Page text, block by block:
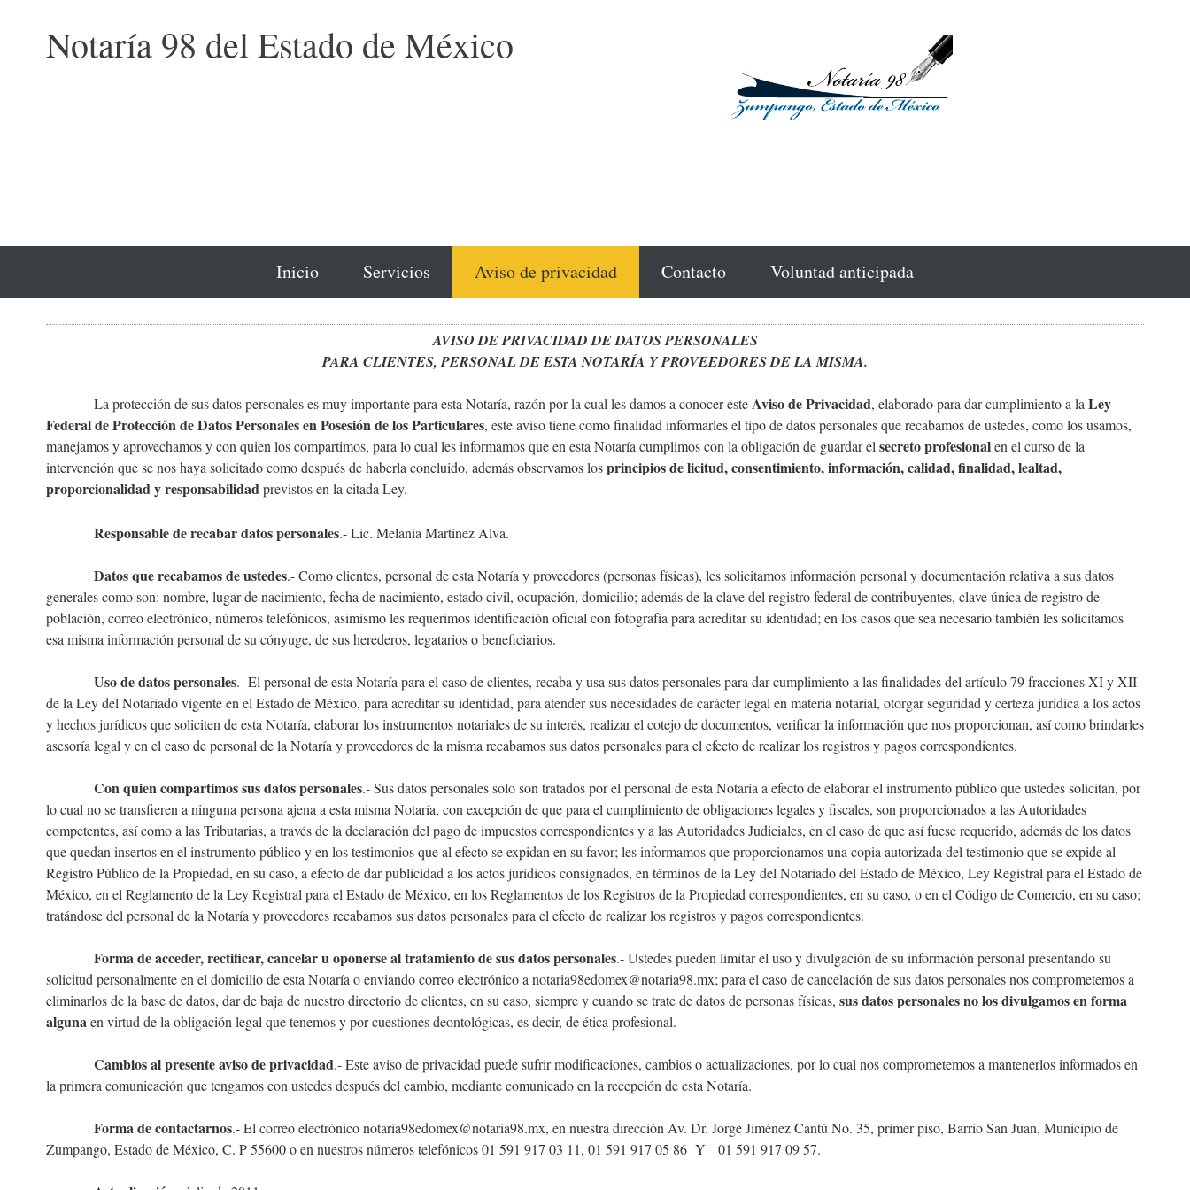
Notarí­a 98 del Estado de México
Inicio Servicios Aviso de privacidad Contacto Voluntad anticipada
AVISO DE PRIVACIDAD DE DATOS PERSONALES
PARA CLIENTES, PERSONAL DE ESTA NOTARÍA Y PROVEEDORES DE LA MISMA.
La protección de sus datos personales es muy importante para esta Notaría, razón por la cual les damos a conocer esteAviso de Privacidad, elaborado para dar cumplimiento a la Ley
Federal de Protección de Datos Personales en Posesión de los Particulares, este aviso tiene como finalidad informarles el tipo de datos personales que recabamos de ustedes, como los usamos,
manejamos y aprovechamos y con quien los compartimos, para lo cual les informamos que en esta Notaría cumplimos con la obligación de guardar el secreto profesionalen el curso de la
intervención que se nos haya solicitado como después de haberla concluido, además observamos losprincipios de licitud, consentimiento, información, calidad, finalidad, lealtad,
proporcionalidad y responsabilidadprevistos en la citada Ley.
Responsable de recabar datos personales.- Lic. Melania Martínez Alva.
Datos que recabamos de ustedes.- Como clientes, personal de esta Notaría y proveedores (personas físicas), les solicitamos información personal y documentación relativa a sus datos
generales como son: nombre, lugar de nacimiento, fecha de nacimiento, estado civil, ocupación, domicilio; además de la clave del registro federal de contribuyentes, clave única de registro de
población, correo electrónico, números telefónicos, asimismo les requerimos identificación oficial con fotografía para acreditar su identidad; en los casos que sea necesario también les solicitamos
esa misma información personal de su cónyuge, de sus herederos, legatarios o beneficiarios.
Uso de datos personales.- El personal de esta Notaría para el caso de clientes, recaba y usa sus datos personales para dar cumplimiento a las finalidades del artículo 79 fracciones XI y XII
de la Ley del Notariado vigente en el Estado de México, para acreditar su identidad, para atender sus necesidades de carácter legal en materia notarial, otorgar seguridad y certeza jurídica a los actos
y hechos jurídicos que soliciten de esta Notaría, elaborar los instrumentos notariales de su interés, realizar el cotejo de documentos, verificar la información que nos proporcionan, así como brindarles
asesoría legal y en el caso de personal de la Notaría y proveedores de la misma recabamos sus datos personales para el efecto de realizar los registros y pagos correspondientes.
Con quien compartimos sus datos personales.- Sus datos personales solo son tratados por el personal de esta Notaría a efecto de elaborar el instrumento público que ustedes solicitan, por
lo cual no se transfieren a ninguna persona ajena a esta misma Notaría, con excepción de que para el cumplimiento de obligaciones legales y fiscales, son proporcionados a las Autoridades
competentes, así como a las Tributarias, a través de la declaración del pago de impuestos correspondientes y a las Autoridades Judiciales, en el caso de que así fuese requerido, además de los datos
que quedan insertos en el instrumento público y en los testimonios que al efecto se expidan en su favor; les informamos que proporcionamos una copia autorizada del testimonio que se expide al
Registro Público de la Propiedad, en su caso, a efecto de dar publicidad a los actos jurídicos consignados, en términos de la Ley del Notariado del Estado de México, Ley Registral para el Estado de
México, en el Reglamento de la Ley Registral para el Estado de México, en los Reglamentos de los Registros de la Propiedad correspondientes, en su caso, o en el Código de Comercio, en su caso;
tratándose del personal de la Notaría y proveedores recabamos sus datos personales para el efecto de realizar los registros y pagos correspondientes.
Forma de acceder, rectificar, cancelar u oponerse al tratamiento de sus datos personales.- Ustedes pueden limitar el uso y divulgación de su información personal presentando su
solicitud personalmente en el domicilio de esta Notaría o enviando correo electrónico a notaria98edomex@notaria98.mx; para el caso de cancelación de sus datos personales nos comprometemos a
eliminarlos de la base de datos, dar de baja de nuestro directorio de clientes, en su caso, siempre y cuando se trate de datos de personas físicas, sus datos personales no los divulgamos en forma
algunaen virtud de la obligación legal que tenemos y por cuestiones deontológicas, es decir, de ética profesional.
Cambios al presente aviso de privacidad.- Este aviso de privacidad puede sufrir modificaciones, cambios o actualizaciones, por lo cual nos comprometemos a mantenerlos informados en
la primera comunicación que tengamos con ustedes después del cambio, mediante comunicado en la recepción de esta Notaría.
Forma de contactarnos.-El correo electrónico notaria98edomex@notaria98.mx, en nuestra dirección Av. Dr. Jorge Jiménez Cantú No. 35, primer piso, Barrio San Juan, Municipio de
Zumpango, Estado de México, C. P 55600 o en nuestros números telefónicos 01 591 917 03 11, 01 591 917 05 86 Y 01 591 917 09 57.